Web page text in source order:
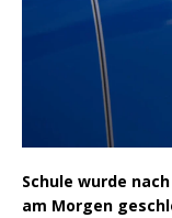
Schule wurde
am Morgen